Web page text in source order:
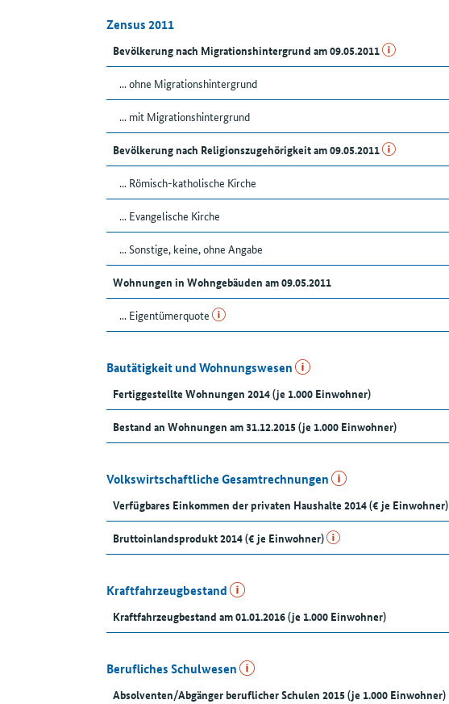
Zensus 2011
Bevölkerung nach Migrationshintergrund am 09.05.2011
... ohne Migrationshintergrund
... mit Migrationshintergrund
Bevölkerung nach Religionszugehörigkeit am 09.05.2011
... Römisch-katholische Kirche
... Evangelische Kirche
... Sonstige, keine, ohne Angabe
Wohnungen in Wohngebäuden am 09.05.2011
... Eigentümerquote
Bautätigkeit und Wohnungswesen
Fertiggestellte Wohnungen 2014 (je 1.000 Einwohner)
Bestand an Wohnungen am 31.12.2015 (je 1.000 Einwohner)
Volkswirtschaftliche Gesamtrechnungen
Verfügbares Einkommen der privaten Haushalte 2014 (€ je Einwohner)
Bruttoinlandsprodukt 2014 (€ je Einwohner)
Kraftfahrzeugbestand
Kraftfahrzeugbestand am 01.01.2016 (je 1.000 Einwohner)
Berufliches Schulwesen
Absolventen/Abgänger beruflicher Schulen 2015 (je 1.000 Einwohner)